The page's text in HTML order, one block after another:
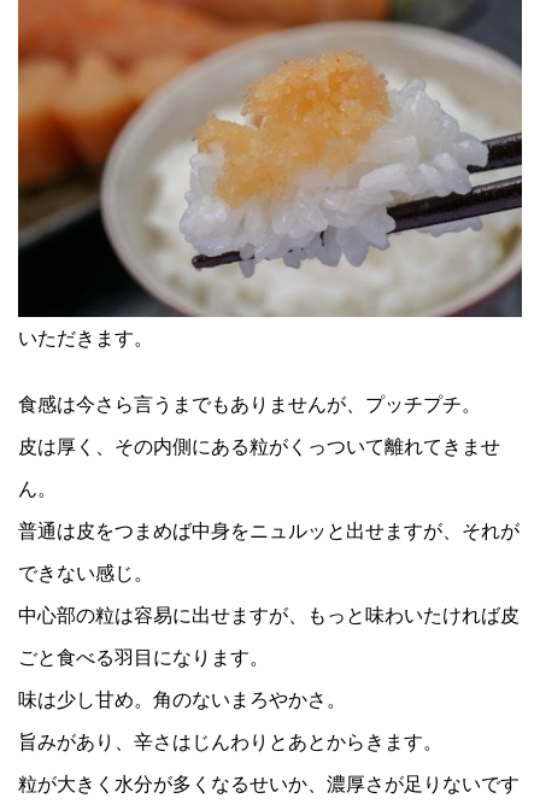
いただきます。
食感は今さら言うまでもありませんが、プッチプチ。
皮は厚く、その内側にある粒がくっついて離れてきませ
ん。
普通は皮をつまめば中身をニュルッと出せますが、それが
できない感じ。
中心部の粒は容易に出せますが、もっと味わいたければ皮
ごと食べる羽目になります。
味は少し甘め。角のないまろやかさ。
旨みがあり、辛さはじんわりとあとからきます。
粒が大きく水分が多くなるせいか、濃厚さが足りないです